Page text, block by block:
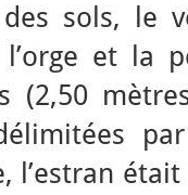
sols, le
et la
(2,50
l’estran